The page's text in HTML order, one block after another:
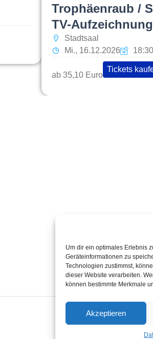
Um dir ein optimales Erlebnis
Geräteinformationen zu
Technologien zustimmst,
dieser Website verarbeiten.
können bestimmte Merkmale
Akzeptieren
Trophäenraub /
TV-Aufzeichnung
Stadtsaal
Mi., 16.12.2026
ab 35,10 Euro
Tickets